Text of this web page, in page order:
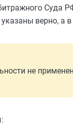
Суда
верно, а в
не